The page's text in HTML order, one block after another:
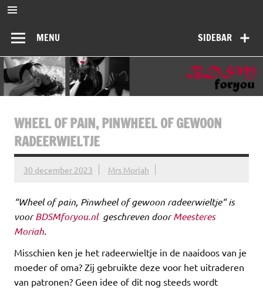
Ga
naar
inhoud
BDSMforyou
SIDEBAR
MENU
WHEEL OF PAIN, PINWHEEL OF GEWOON
RADEERWIELTJE
30 december 2023 Mrs Moriah
“Wheel of pain, Pinwheel of gewoon radeerwieltje“ is
voorBDSMforyou.nlgeschreven doorMeesteres
Moriah.
Misschien ken je het radeerwieltje in de naaidoos van je
moeder of oma? Zij gebruikte deze voor het uitraderen
van patronen? Geen idee of dit nog steeds wordt